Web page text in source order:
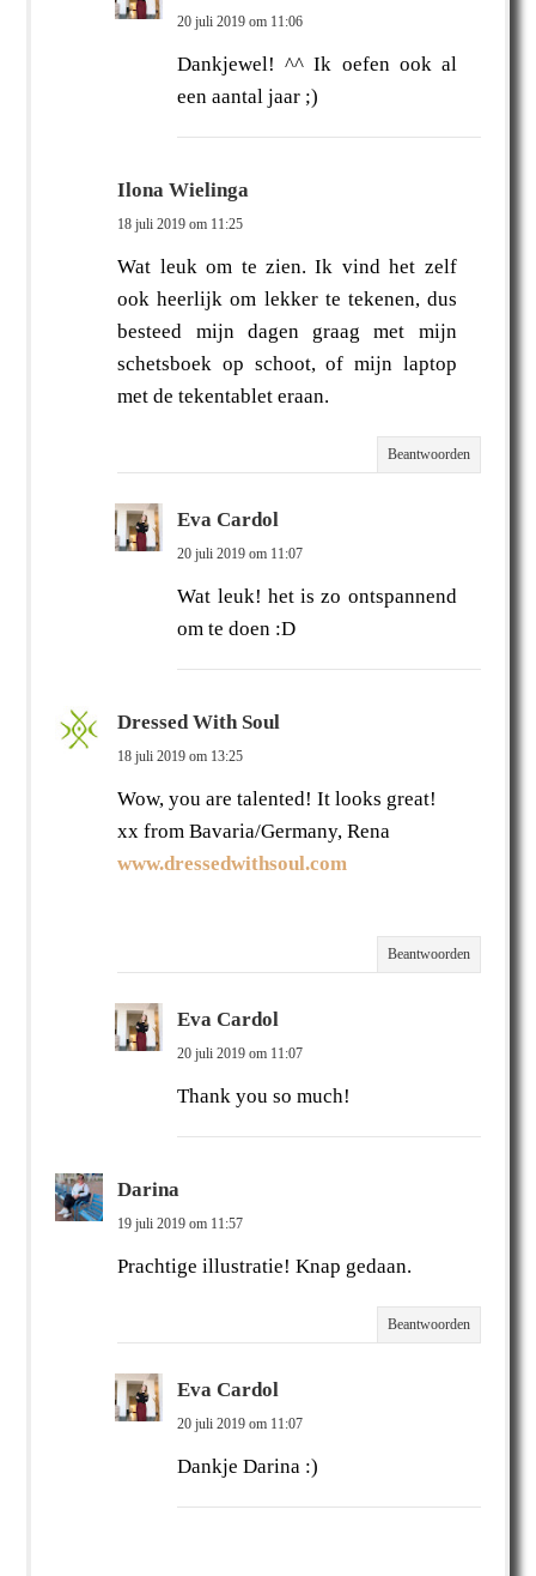
20 juli 2019 om 11:06
Dankjewel! ^^ Ik oefen ook al
een aantal jaar ;)
Ilona Wielinga
18 juli 2019 om 11:25
Wat leuk om te zien. Ik vind het zelf
ook heerlijk om lekker te tekenen, dus
besteed mijn dagen graag met mijn
schetsboek op schoot, of mijn laptop
met de tekentablet eraan.
Beantwoorden
Eva Cardol
20 juli 2019 om 11:07
Wat leuk! het is zo ontspannend
om te doen :D
Dressed With Soul
18 juli 2019 om 13:25
Wow, you are talented! It looks great!
xx from Bavaria/Germany, Rena
www.dressedwithsoul.com
Beantwoorden
Eva Cardol
20 juli 2019 om 11:07
Thank you so much!
Darina
19 juli 2019 om 11:57
Prachtige illustratie! Knap gedaan.
Beantwoorden
Eva Cardol
20 juli 2019 om 11:07
Dankje Darina :)